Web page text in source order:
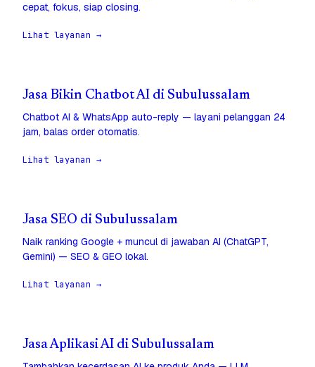
cepat, fokus, siap closing.
Lihat layanan →
Jasa Bikin Chatbot AI di Subulussalam
Chatbot AI & WhatsApp auto-reply — layani pelanggan 24
jam, balas order otomatis.
Lihat layanan →
Jasa SEO di Subulussalam
Naik ranking Google + muncul di jawaban AI (ChatGPT,
Gemini) — SEO & GEO lokal.
Lihat layanan →
Jasa Aplikasi AI di Subulussalam